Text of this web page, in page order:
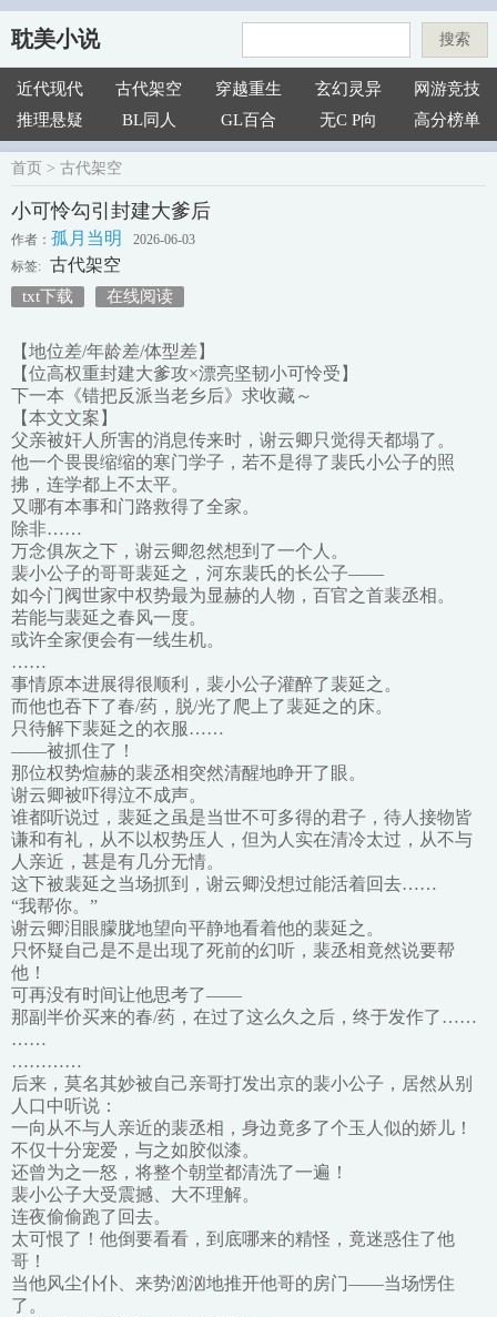
耽美小说 搜索
近代现代 古代架空 穿越重生 玄幻灵异
网游竞技
推理悬疑
BL同人 GL百合 无C P向 高分榜单
首页 > 古代架空
小可怜勾引封建大爹后
作者： 孤月当明
2026-06-03
标签: 古代架空
txt下载 在线阅读
【地位差/年龄差/体型差】
【位高权重封建大爹攻×漂亮坚韧小可怜受】
下一本《错把反派当老乡后》求收藏～
【本文文案】
父亲被奸人所害的消息传来时，谢云卿只觉得天都塌了。
他一个畏畏缩缩的寒门学子，若不是得了裴氏小公子的照
拂，连学都上不太平。
又哪有本事和门路救得了全家。
除非……
万念俱灰之下，谢云卿忽然想到了一个人。
裴小公子的哥哥裴延之，河东裴氏的长公子——
如今门阀世家中权势最为显赫的人物，百官之首裴丞相。
若能与裴延之春风一度。
或许全家便会有一线生机。
……
事情原本进展得很顺利，裴小公子灌醉了裴延之。
而他也吞下了春/药，脱/光了爬上了裴延之的床。
只待解下裴延之的衣服……
——被抓住了！
那位权势煊赫的裴丞相突然清醒地睁开了眼。
谢云卿被吓得泣不成声。
谁都听说过，裴延之虽是当世不可多得的君子，待人接物皆
谦和有礼，从不以权势压人，但为人实在清冷太过，从不与
人亲近，甚是有几分无情。
这下被裴延之当场抓到，谢云卿没想过能活着回去……
“我帮你。”
谢云卿泪眼朦胧地望向平静地看着他的裴延之。
只怀疑自己是不是出现了死前的幻听，裴丞相竟然说要帮
他！
可再没有时间让他思考了——
那副半价买来的春/药，在过了这么久之后，终于发作了……
……
…………
后来，莫名其妙被自己亲哥打发出京的裴小公子，居然从别
人口中听说：
一向从不与人亲近的裴丞相，身边竟多了个玉人似的娇儿！
不仅十分宠爱，与之如胶似漆。
还曾为之一怒，将整个朝堂都清洗了一遍！
裴小公子大受震撼、大不理解。
连夜偷偷跑了回去。
太可恨了！他倒要看看，到底哪来的精怪，竟迷惑住了他
哥！
当他风尘仆仆、来势汹汹地推开他哥的房门——当场愣住
了。